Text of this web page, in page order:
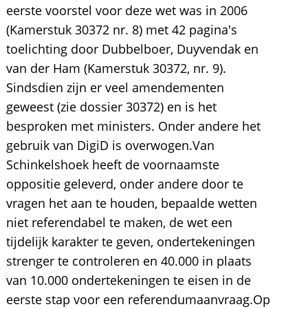
eerste voorstel voor deze wet was in 2006
(Kamerstuk 30372 nr. 8) met 42 pagina's
toelichting door Dubbelboer, Duyvendak en
van der Ham (Kamerstuk 30372, nr. 9).
Sindsdien zijn er veel amendementen
geweest (zie dossier 30372) en is het
besproken met ministers. Onder andere het
gebruik van DigiD is overwogen.Van
Schinkelshoek heeft de voornaamste
oppositie geleverd, onder andere door te
vragen het aan te houden, bepaalde wetten
niet referendabel te maken, de wet een
tijdelijk karakter te geven, ondertekeningen
strenger te controleren en 40.000 in plaats
van 10.000 ondertekeningen te eisen in de
eerste stap voor een referendumaanvraag.Op